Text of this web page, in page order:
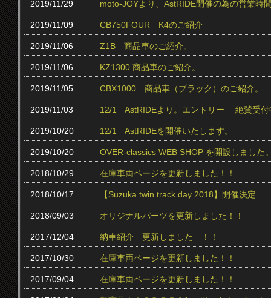
2019/11/29 moto-JOYより、AstRIDE開催の為の営業時
2019/11/09 CB750FOUR K4のご紹介
2019/11/06 Z1B 商品車のご紹介。
2019/11/06 KZ1300 商品車のご紹介。
2019/11/05 CBX1000 商品車（ブラック）のご紹介。
2019/11/03 12/1 AstRIDEより。エントリー 絶賛受付
2019/10/20 12/1 AstRIDEを開催いたします。
2019/10/20 OVER-classics WEB SHOP を開設しました
2018/10/29 在庫車両ページを更新しました！！
2018/10/17 【Suzuka twin track day 2018】開催決定
2018/09/03 オリジナルパーツを更新しました！！
2017/12/04 納車紹介 更新しました ！！
2017/10/30 在庫車両ページを更新しました！！
2017/09/04 在庫車両ページを更新しました！！